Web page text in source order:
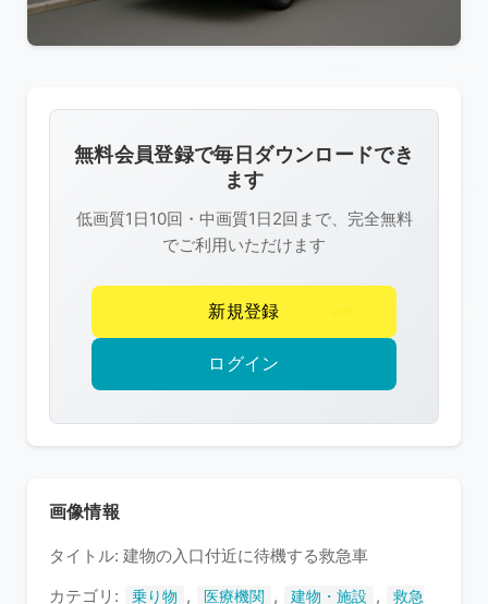
像
は
R-
FREE
作
権
護
い
ま
無料会員登録で毎日ダウンロードでき
ます
低画質1日10回・中画質1日2回まで、完全無料
でご利用いただけます
新規登録
ログイン
画像情報
タイトル: 建物の入口付近に待機する救急車
カテゴリ:
乗り物 , 医療機関 , 建物・施設 ,
救急